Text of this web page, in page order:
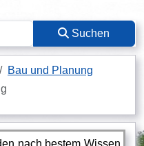
Suchen
Bau und Planung
nach bestem Wissen